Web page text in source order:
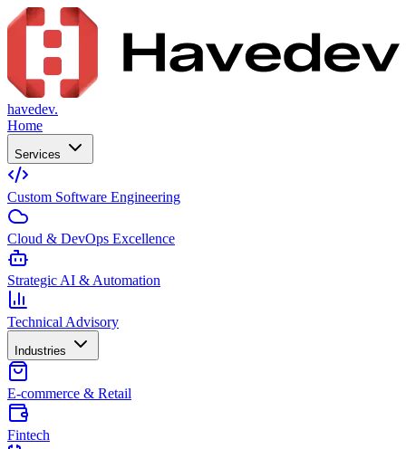
havedev.
Home
Services
Custom Software Engineering
Cloud & DevOps Excellence
Strategic AI & Automation
Technical Advisory
Industries
E-commerce & Retail
Fintech